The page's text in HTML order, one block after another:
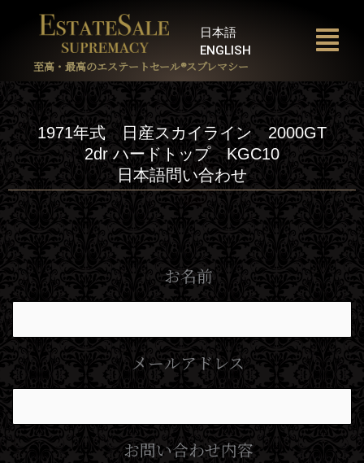
日本語
ENGLISH
至高・最高のエステートセール®︎スプレマシー
1971年式 日産スカイライン 2000GT
2dr ハードトップ KGC10
日本語問い合わせ
お名前
メールアドレス
お問い合わせ内容